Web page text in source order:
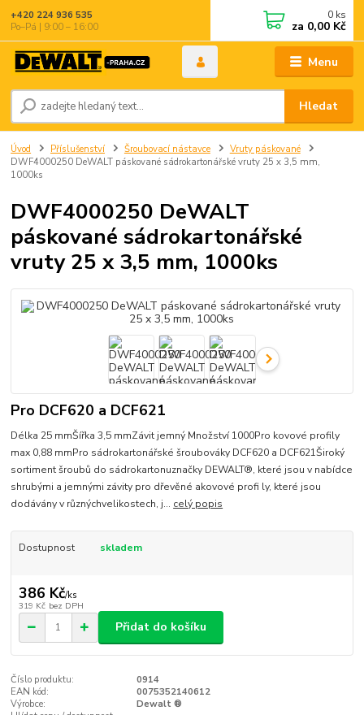
Menu
Hledat
+420 224 936 535
Po–Pá | 9:00 – 16:00
0 ks
za 0,00 Kč
Úvod Příslušenství Šroubovací nástavce
Vruty páskované
DWF4000250 DeWALT páskované sádrokartonářské vruty 25 x 3,5 mm,
1000ks
DWF4000250 DeWALT
páskované sádrokartonářské
vruty 25 x 3,5 mm, 1000ks
Pro DCF620 a DCF621
Délka 25 mmŠířka 3,5 mmZávit jemný Množství 1000Pro kovové profily
max 0,88 mmPro sádrokartonářské šroubováky DCF620 a DCF621Široký
sortiment šroubů do sádrokartonuznačky DEWALT®, které jsou v nabídce
shrubými a jemnými závity pro dřevěné akovové profi ly, které jsou
dodávány v různýchvelikostech, j... celý popis
Dostupnost skladem
386 Kč/ks
319 Kč bez DPH
Přidat do košíku
Číslo produktu:
0914
EAN kód:
0075352140612
Výrobce:
Dewalt ®